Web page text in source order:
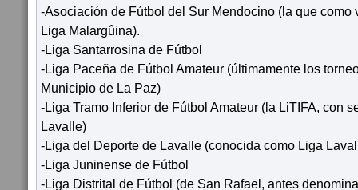
-Asociación de Fútbol del Sur Mendocino (la que como
Liga Malargûina).
-Liga Santarrosina de Fútbol
-Liga Paceña de Fútbol Amateur (últimamente los
Municipio de La Paz)
-Liga Tramo Inferior de Fútbol Amateur (la LiTIFA, con
Lavalle)
-Liga del Deporte de Lavalle (conocida como Liga
-Liga Juninense de Fútbol
-Liga Distrital de Fútbol (de San Rafael, antes